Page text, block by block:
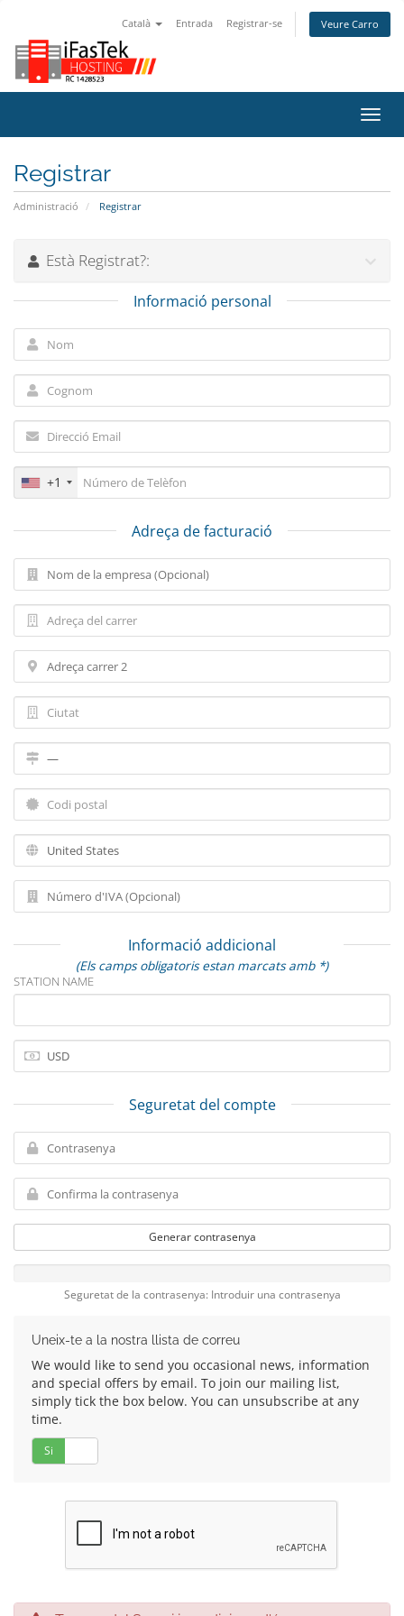
Català Entrada Registrar-se Veure Carro
la
Registrar
Administració Registrar
Està Registrat?:
Informació personal
+1
Adreça de facturació
Informació addicional
(Els camps obligatoris estan marcats amb *)
STATION NAME
Seguretat del compte
Generar contrasenya
Seguretat de la contrasenya: Introduir una contrasenya
Uneix-te a la nostra llista de correu
We would like to send you occasional news, information
and special offers by email. To join our mailing list,
simply tick the box below. You can unsubscribe at any
time.
Si